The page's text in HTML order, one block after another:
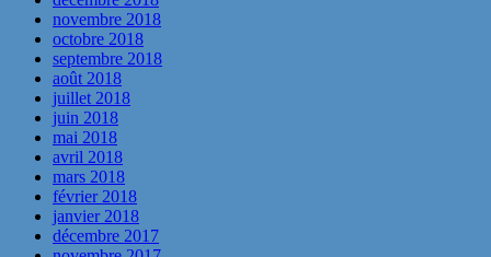
novembre 2018
octobre 2018
septembre 2018
août 2018
juillet 2018
juin 2018
mai 2018
avril 2018
mars 2018
février 2018
janvier 2018
décembre 2017